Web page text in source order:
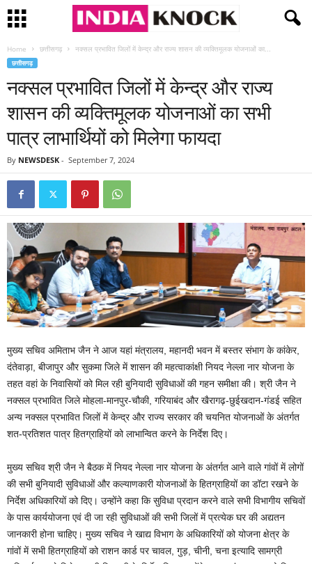
Home छत्तीसगढ़ नक्सल प्रभावित जिलों में केन्द्र और राज्य शासन की व्यक्तिमूलक योजनाओं का...
छत्तीसगढ़
नक्सल प्रभावित जिलों में केन्द्र और राज्य
शासन की व्यक्तिमूलक योजनाओं का सभी
पात्र लाभार्थियों को मिलेगा फायदा
By NEWSDESK - September 7, 2024
मुख्य सचिव अमिताभ जैन ने आज यहां मंत्रालय, महानदी भवन में बस्तर संभाग के कांकेर,
दंतेवाड़ा, बीजापुर और सुकमा जिले में शासन की महत्वाकांक्षी नियद नेल्ला नार योजना के
तहत वहां के निवासियों को मिल रही बुनियादी सुविधाओं की गहन समीक्षा की। श्री जैन ने
नक्सल प्रभावित जिले मोहला-मानपुर-चौकी, गरियाबंद और खैरागढ़-छुईखदान-गंडई सहित
अन्य नक्सल प्रभावित जिलों में केन्द्र और राज्य सरकार की चयनित योजनाओं के अंतर्गत
शत-प्रतिशत पात्र हितग्राहियों को लाभान्वित करने के निर्देश दिए।
मुख्य सचिव श्री जैन ने बैठक में नियद नेल्ला नार योजना के अंतर्गत आने वाले गांवों में लोगों
की सभी बुनियादी सुविधाओं और कल्याणकारी योजनाओं के हितग्राहियों का डॉटा रखने के
निर्देश अधिकारियों को दिए। उन्होंने कहा कि सुविधा प्रदान करने वाले सभी विभागीय सचिवों
के पास कार्ययोजना एवं दी जा रही सुविधाओं की सभी जिलों में प्रत्येक घर की अद्यतन
जानकारी होना चाहिए। मुख्य सचिव ने खाद्य विभाग के अधिकारियों को योजना क्षेत्र के
गांवों में सभी हितग्राहियों को राशन कार्ड पर चावल, गुड़, चीनी, चना इत्यादि सामग्री